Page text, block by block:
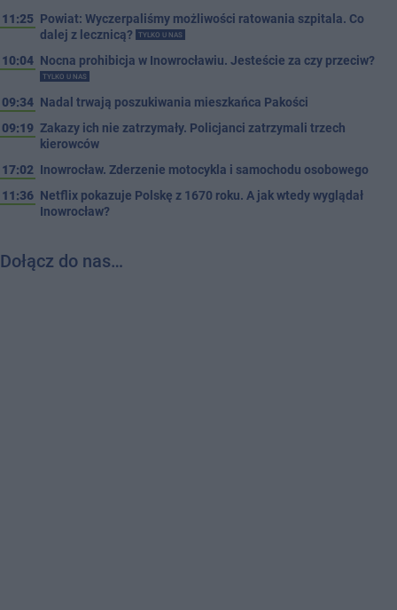
11:25 Powiat: Wyczerpaliśmy możliwości ratowania szpitala. Co
dalej z lecznicą?
TYLKO U NAS
10:04 Nocna prohibicja w Inowrocławiu. Jesteście za czy przeciw?
TYLKO U NAS
09:34 Nadal trwają poszukiwania mieszkańca Pakości
09:19 Zakazy ich nie zatrzymały. Policjanci zatrzymali trzech
kierowców
17:02 Inowrocław. Zderzenie motocykla i samochodu osobowego
11:36 Netflix pokazuje Polskę z 1670 roku. A jak wtedy wyglądał
Inowrocław?
Dołącz do nas…